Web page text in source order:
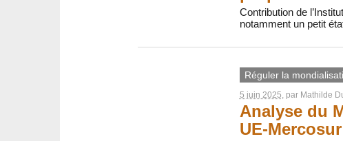
Contribution de
notamment un petit
Réguler la
5 juin 2025, par Mathilde
Analyse du
UE-Mercosur